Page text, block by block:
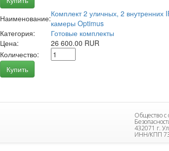
Наименование:Комплект 2 уличных, 2 внутренних
камеры Optimus
Категория:
Готовые комплекты
Цена:
26 600.00 RUR
Количество:
Купить
Общество с
432071 г.
ИНН/КПП